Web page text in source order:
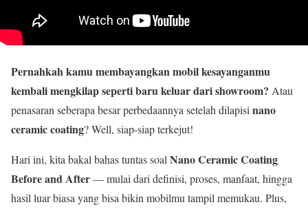
Pernahkah kamu membayangkan mobil kesayanganmu
kembali mengkilap seperti baru keluar dari showroom? Atau
penasaran seberapa besar perbedaannya setelah dilapisinano
ceramic coating? Well, siap-siap terkejut!
Hari ini, kita bakal bahas tuntas soalNano Ceramic Coating
Before and After— mulai dari definisi, proses, manfaat, hingga
hasil luar biasa yang bisa bikin mobilmu tampil memukau. Plus,